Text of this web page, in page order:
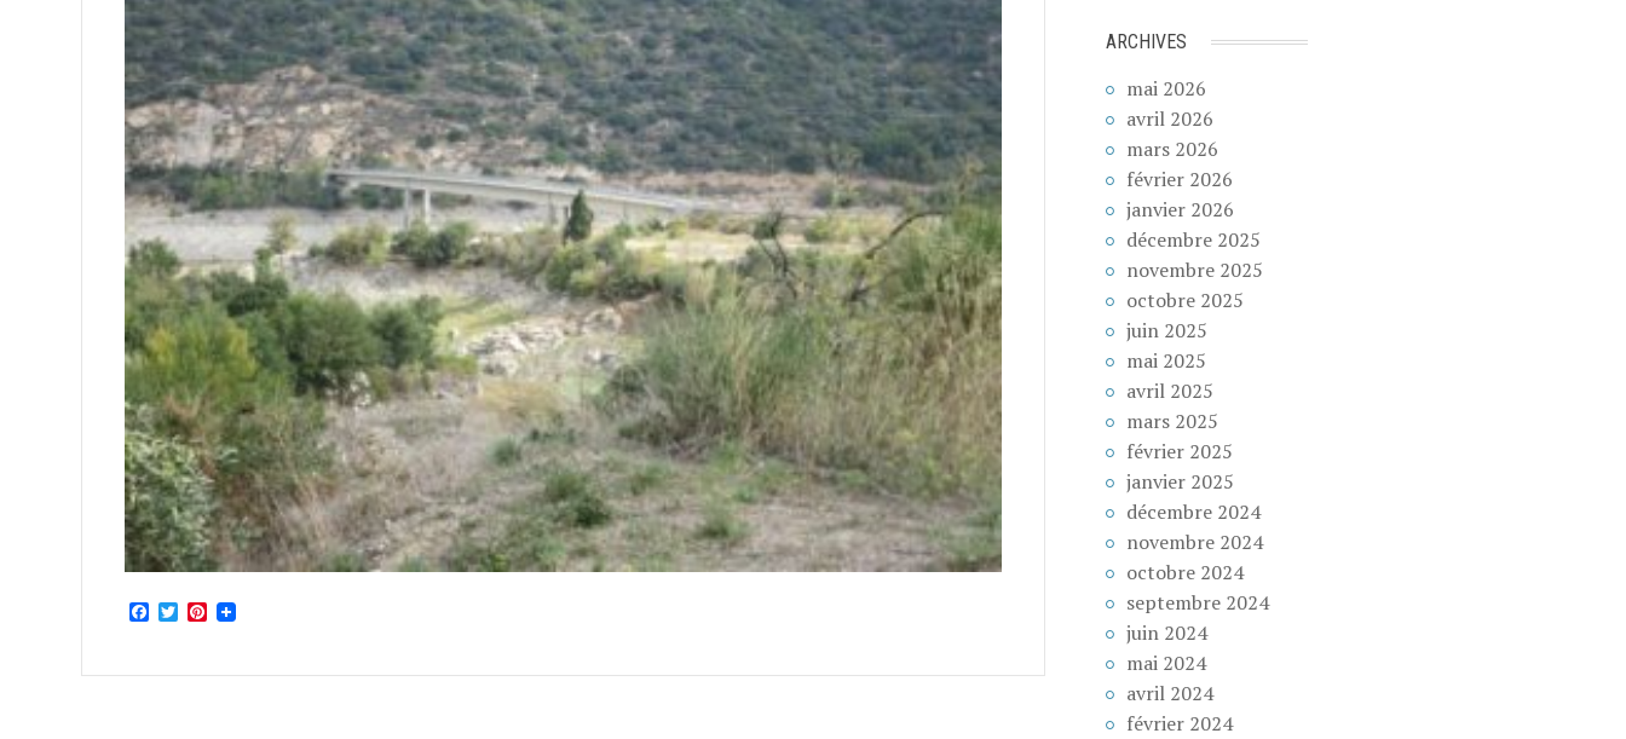
Facebook
TwitterPinterest
ARCHIVES
mai 2026
avril 2026
mars 2026
février 2026
janvier 2026
décembre 2025
novembre 2025
octobre 2025
juin 2025
mai 2025
avril 2025
mars 2025
février 2025
janvier 2025
décembre 2024
novembre 2024
octobre 2024
septembre 2024
juin 2024
mai 2024
avril 2024
février 2024